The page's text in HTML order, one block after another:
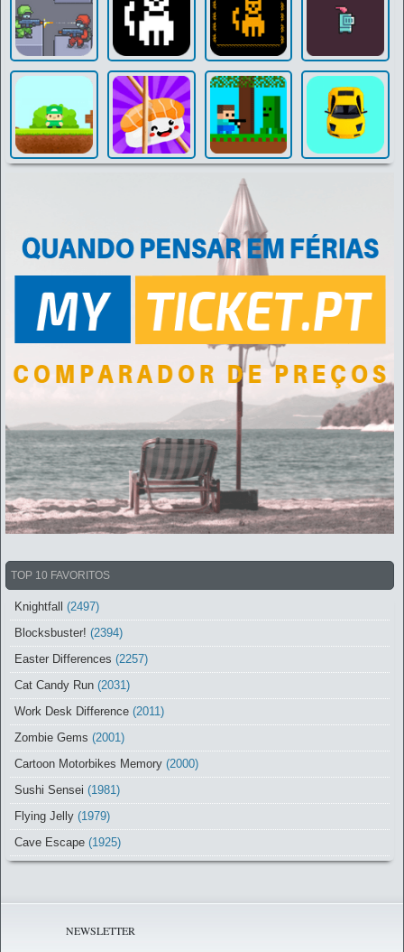
TOP 10 FAVORITOS
Knightfall
(2497)
Blocksbuster! (2394)
Easter Differences (2257)
Cat Candy Run (2031)
Work Desk Difference (2011)
Zombie Gems (2001)
Cartoon Motorbikes Memory (2000)
Sushi Sensei (1981)
Flying Jelly (1979)
Cave Escape (1925)
NEWSLETTER